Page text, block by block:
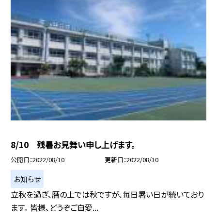
8/10 残暑お見舞い申し上げます。
公開日 2022/08/10 更新日 2022/08/10
お知らせ
立秋を過ぎ、暦の上では秋ですが、毎日暑い日が続いており
ます。 皆様、どうぞご自愛...